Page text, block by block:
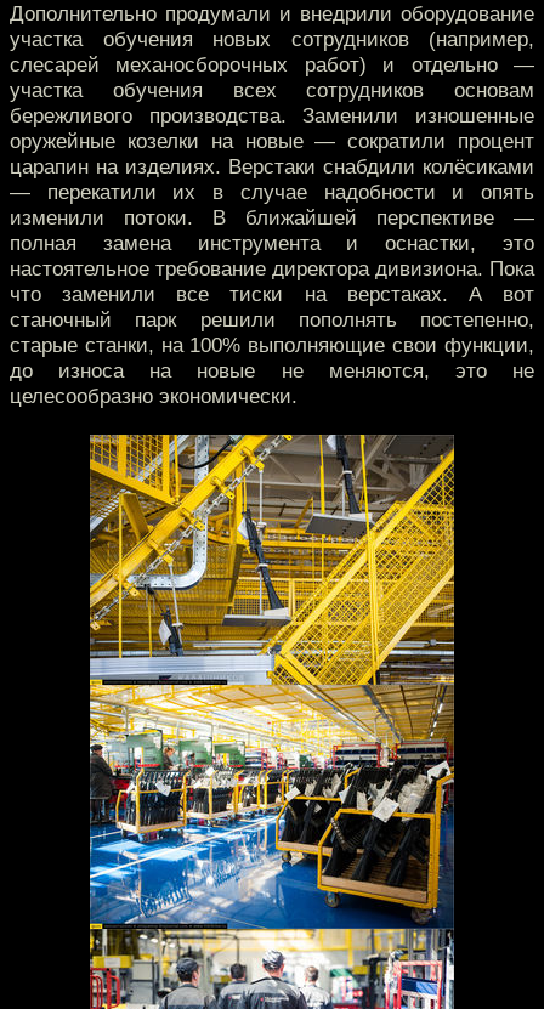
Дополнительно продумали и внедрили оборудование
участка обучения новых сотрудников (например,
слесарей механосборочных работ) и отдельно —
участка обучения всех сотрудников основам
бережливого производства. Заменили изношенные
оружейные козелки на новые — сократили процент
царапин на изделиях. Верстаки снабдили колёсиками
— перекатили их в случае надобности и опять
изменили потоки. В ближайшей перспективе —
полная замена инструмента и оснастки, это
настоятельное требование директора дивизиона. Пока
что заменили все тиски на верстаках. А вот
станочный парк решили пополнять постепенно,
старые станки, на 100% выполняющие свои функции,
до износа на новые не меняются, это не
целесообразно экономически.